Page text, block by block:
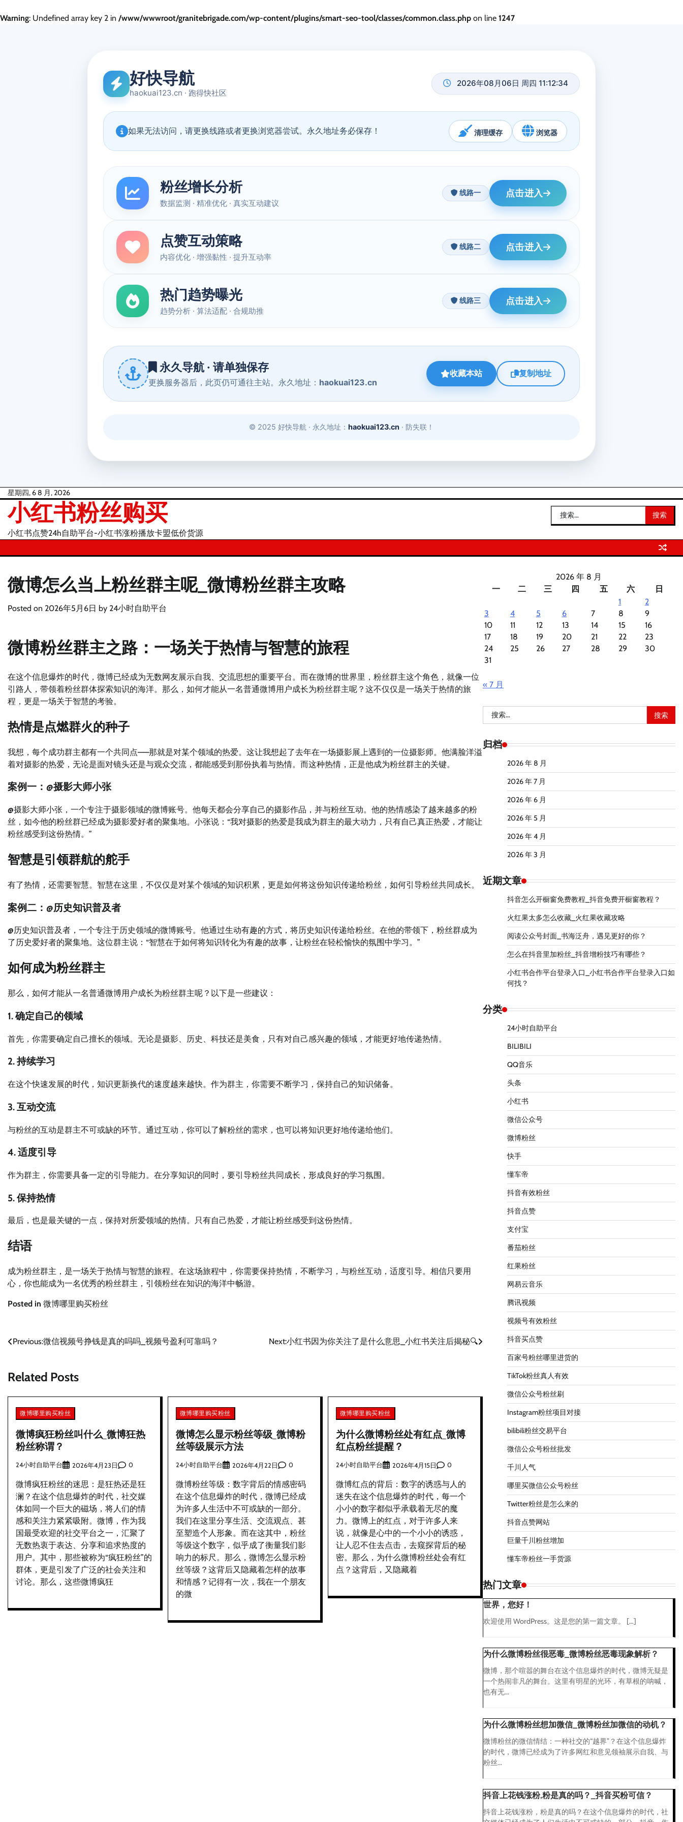
Warning: Undefined array key 2 in /www/wwwroot/granitebrigade.com/wp-content/plugins/smart-seo-tool/classes/common.class.php on line 1247
Skip
content
星期四, 6 8 月, 2026
小红书粉丝购买
小红书点赞24h自助平台-小红书涨粉播放卡盟低价货源
索：
微博怎么当上粉丝群主呢_微博粉丝群主攻略
Posted on 2026年5月6日 by 24小时自助平台
微博粉丝群主之路：一场关于热情与智慧的旅程
在这个信息爆炸的时代，微博已经成为无数网友展示自我、交流思想的重要平台。而在微博的世界里，粉丝群主这个角色，就像一位
引路人，带领着粉丝群体探索知识的海洋。那么，如何才能从一名普通微博用户成长为粉丝群主呢？这不仅仅是一场关于热情的旅
程，更是一场关于智慧的考验。
热情是点燃群火的种子
我想，每个成功群主都有一个共同点——那就是对某个领域的热爱。这让我想起了去年在一场摄影展上遇到的一位摄影师。他满脸洋溢
着对摄影的热爱，无论是面对镜头还是与观众交流，都能感受到那份执着与热情。而这种热情，正是他成为粉丝群主的关键。
案例一：@摄影大师小张
@摄影大师小张，一个专注于摄影领域的微博账号。他每天都会分享自己的摄影作品，并与粉丝互动。他的热情感染了越来越多的粉
丝，如今他的粉丝群已经成为摄影爱好者的聚集地。小张说：“我对摄影的热爱是我成为群主的最大动力，只有自己真正热爱，才能让
粉丝感受到这份热情。”
智慧是引领群航的舵手
有了热情，还需要智慧。智慧在这里，不仅仅是对某个领域的知识积累，更是如何将这份知识传递给粉丝，如何引导粉丝共同成长。
案例二：@历史知识普及者
@历史知识普及者，一个专注于历史领域的微博账号。他通过生动有趣的方式，将历史知识传递给粉丝。在他的带领下，粉丝群成为
了历史爱好者的聚集地。这位群主说：“智慧在于如何将知识转化为有趣的故事，让粉丝在轻松愉快的氛围中学习。”
如何成为粉丝群主
那么，如何才能从一名普通微博用户成长为粉丝群主呢？以下是一些建议：
1. 确定自己的领域
首先，你需要确定自己擅长的领域。无论是摄影、历史、科技还是美食，只有对自己感兴趣的领域，才能更好地传递热情。
2. 持续学习
在这个快速发展的时代，知识更新换代的速度越来越快。作为群主，你需要不断学习，保持自己的知识储备。
3. 互动交流
与粉丝的互动是群主不可或缺的环节。通过互动，你可以了解粉丝的需求，也可以将知识更好地传递给他们。
4. 适度引导
作为群主，你需要具备一定的引导能力。在分享知识的同时，要引导粉丝共同成长，形成良好的学习氛围。
5. 保持热情
最后，也是最关键的一点，保持对所爱领域的热情。只有自己热爱，才能让粉丝感受到这份热情。
结语
成为粉丝群主，是一场关于热情与智慧的旅程。在这场旅程中，你需要保持热情，不断学习，与粉丝互动，适度引导。相信只要用
心，你也能成为一名优秀的粉丝群主，引领粉丝在知识的海洋中畅游。
Posted in 微博哪里购买粉丝
文
导
航
Previous:微信视频号挣钱是真的吗吗_视频号盈利可靠吗？ Next:小红书因为你关注了是什么意思_小红书关注后揭秘🔍
Related Posts
微博哪里购买粉丝
微博疯狂粉丝叫什么_微博狂热
粉丝称谓？
24小时自助平台 2026年4月23日 0
微博疯狂粉丝的迷思：是狂热还是狂
澜？在这个信息爆炸的时代，社交媒
体如同一个巨大的磁场，将人们的情
感和关注力紧紧吸附。微博，作为我
国最受欢迎的社交平台之一，汇聚了
无数热衷于表达、分享和追求热度的
用户。其中，那些被称为“疯狂粉丝”的
群体，更是引发了广泛的社会关注和
讨论。那么，这些微博疯狂
微博哪里购买粉丝
微博怎么显示粉丝等级_微博粉
丝等级展示方法
24小时自助平台 2026年4月22日 0
微博粉丝等级：数字背后的情感密码
在这个信息爆炸的时代，微博已经成
为许多人生活中不可或缺的一部分。
我们在这里分享生活、交流观点、甚
至塑造个人形象。而在这其中，粉丝
等级这个数字，似乎成了衡量我们影
响力的标尺。那么，微博怎么显示粉
丝等级？这背后又隐藏着怎样的故事
和情感？记得有一次，我在一个朋友
的微
微博哪里购买粉丝
为什么微博粉丝处有红点_微博
红点粉丝提醒？
24小时自助平台 2026年4月15日 0
微博红点的背后：数字的诱惑与人的
迷失在这个信息爆炸的时代，每一个
小小的数字都似乎承载着无尽的魔
力。微博上的红点，对于许多人来
说，就像是心中的一个小小的诱惑，
让人忍不住去点击，去窥探背后的秘
密。那么，为什么微博粉丝处会有红
点？这背后，又隐藏着
2026 年 8 月
一
二 三 四 五 六
日
1
2
3
4 5 6 7 8
9
10
11 12 13 14 15
16
17
18 19 20 21 22
23
24
25 26 27 28 29
30
31
« 7 月
索：
归档
2026 年 8 月
2026 年 7 月
2026 年 6 月
2026 年 5 月
2026 年 4 月
2026 年 3 月
近期文章
抖音怎么开橱窗免费教程_抖音免费开橱窗教程？
火红果太多怎么收藏_火红果收藏攻略
阅读公众号封面_书海泛舟，遇见更好的你？
怎么在抖音里加粉丝_抖音增粉技巧有哪些？
小红书合作平台登录入口_小红书合作平台登录入口如
何找？
分类
24小时自助平台
BILIBILI
QQ音乐
头条
小红书
微信公众号
微博粉丝
快手
懂车帝
抖音有效粉丝
抖音点赞
支付宝
番茄粉丝
红果粉丝
网易云音乐
腾讯视频
视频号有效粉丝
抖音买点赞
百家号粉丝哪里进货的
TikTok粉丝真人有效
微信公众号粉丝刷
Instagram粉丝项目对接
bilibili粉丝交易平台
微信公众号粉丝批发
千川人气
哪里买微信公众号粉丝
Twitter粉丝是怎么来的
抖音点赞网站
巨量千川粉丝增加
懂车帝粉丝一手货源
热门文章
世界，您好！
欢迎使用 WordPress。这是您的第一篇文章。 […]
为什么微博粉丝很恶毒_微博粉丝恶毒现象解析？
微博，那个喧嚣的舞台在这个信息爆炸的时代，微博无疑是
一个热闹非凡的舞台。这里有明星的光环，有草根的呐喊，
也有无...
为什么微博粉丝想加微信_微博粉丝加微信的动机？
微博粉丝的微信情结：一种社交的“越界”？在这个信息爆炸
的时代，微博已经成为了许多网红和意见领袖展示自我、与
粉丝...
抖音上花钱涨粉,粉是真的吗？_抖音买粉可信？
抖音上花钱涨粉，粉是真的吗？在这个信息爆炸的时代，社